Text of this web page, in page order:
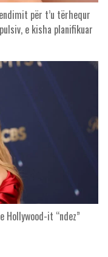
për t’u tërhequr
e kisha planifikuar
Hollywood-it “ndez”